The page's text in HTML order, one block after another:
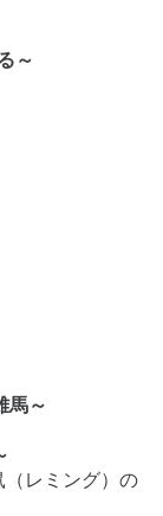
～
馬～
（レミング）の